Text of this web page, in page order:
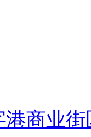
港商业